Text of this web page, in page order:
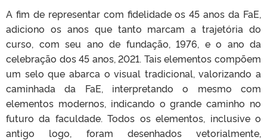
A fim de representar com fidelidade os 45 anos da FaE,
adiciono os anos que tanto marcam a trajetória do
curso, com seu ano de fundação, 1976, e o ano da
celebração dos 45 anos, 2021. Tais elementos compõem
um selo que abarca o visual tradicional, valorizando a
caminhada da FaE, interpretando o mesmo com
elementos modernos, indicando o grande caminho no
futuro da faculdade. Todos os elementos, inclusive o
antigo logo, foram desenhados vetorialmente,